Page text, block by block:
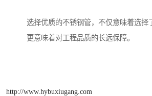
选择优质的不锈钢管，不仅意味着选择
更意味着对工程品质的长远保障。
http://www.hybuxiugang.com